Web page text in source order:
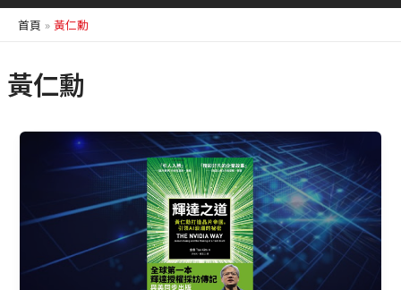
首頁 黃仁勳
黃仁勳
CMoney
—
達